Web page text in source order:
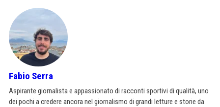
Fabio Serra
Aspirante giornalista e appassionato di racconti sportivi di qualità, uno
dei pochi a credere ancora nel giornalismo di grandi letture e storie da